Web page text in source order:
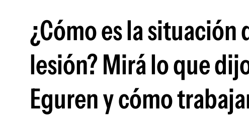
¿Cómo es la situación
lesión? Mirá lo que
Eguren y cómo